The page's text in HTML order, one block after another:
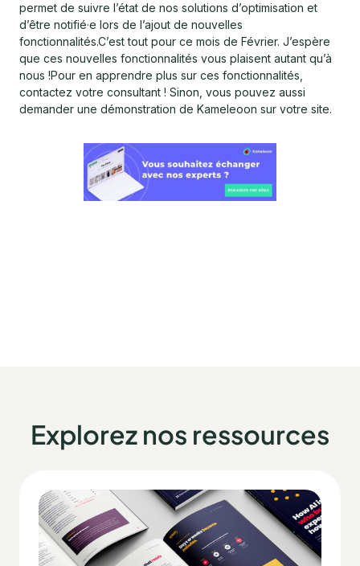
permet de suivre l’état de nos solutions d’optimisation et
d’être notifié·e lors de l’ajout de nouvelles
fonctionnalités.C’est tout pour ce mois de Février. J’espère
que ces nouvelles fonctionnalités vous plaisent autant qu’à
nous !Pour en apprendre plus sur ces fonctionnalités,
contactez votre consultant ! Sinon, vous pouvez aussi
demander une démonstration de Kameleoon sur votre site.
Explorez nos ressources